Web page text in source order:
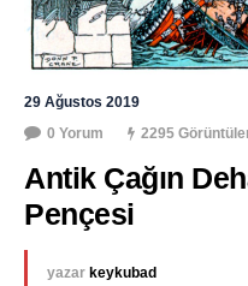
29 Ağustos 2019
0 Yorum
2295
Antik Çağın
Pençesi
yazar keykubad